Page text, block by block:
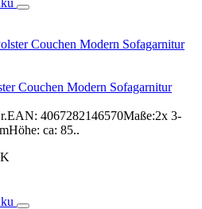
Couchen Modern Sofagarnitur
4067282146570Maße:2x 3-
ca: 85..